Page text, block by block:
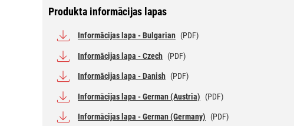
Produkta informācijas lapas
Informācijas lapa - Bulgarian (PDF)
Informācijas lapa - Czech (PDF)
Informācijas lapa - Danish (PDF)
Informācijas lapa - German (Austria) (PDF)
Informācijas lapa - German (Germany) (PDF)